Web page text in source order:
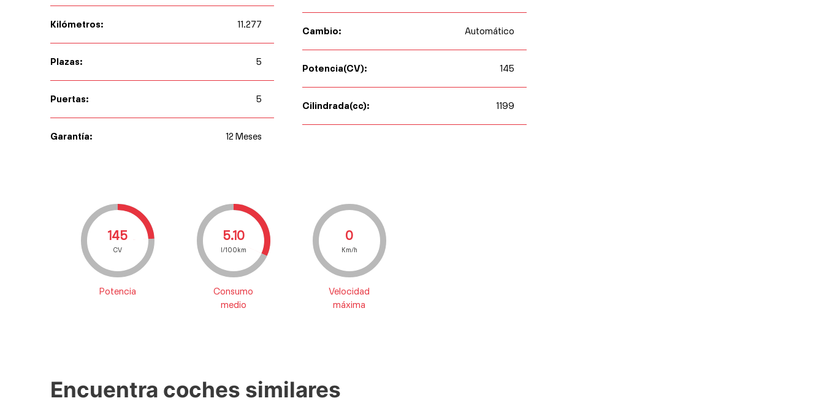
Kilómetros: 11.277
Plazas: 5
Puertas: 5
Garantía: 12 Meses
Cambio: Automático
Potencia(CV): 145
Cilindrada(cc): 1199
145
CV
Potencia
5.10
l/100km
Consumo
medio
0
Km/h
Velocidad
máxima
Encuentra coches similares